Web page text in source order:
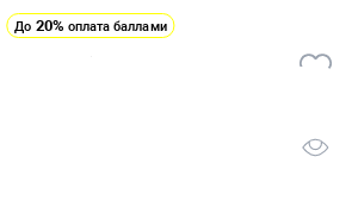
До 20% оплата баллами